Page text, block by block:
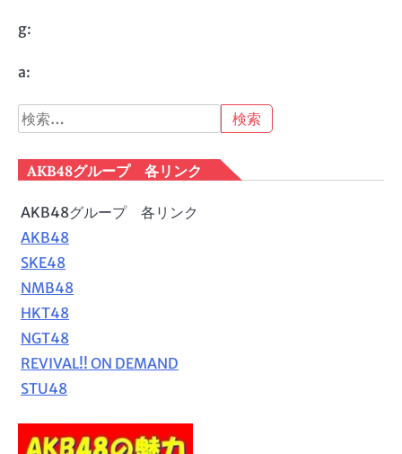
g:
a:
検
索:
AKB48グループ 各リンク
AKB48グループ 各リンク
AKB48
SKE48
NMB48
HKT48
NGT48
REVIVAL!! ON DEMAND
STU48